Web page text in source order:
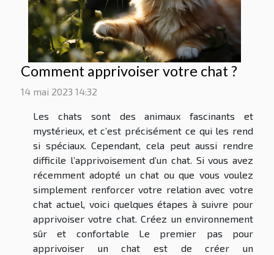
Comment apprivoiser votre chat ?
14 mai 2023 14:32
Les chats sont des animaux fascinants et
mystérieux, et c’est précisément ce qui les rend
si spéciaux. Cependant, cela peut aussi rendre
difficile l’apprivoisement d’un chat. Si vous avez
récemment adopté un chat ou que vous voulez
simplement renforcer votre relation avec votre
chat actuel, voici quelques étapes à suivre pour
apprivoiser votre chat. Créez un environnement
sûr et confortable Le premier pas pour
apprivoiser un chat est de créer un